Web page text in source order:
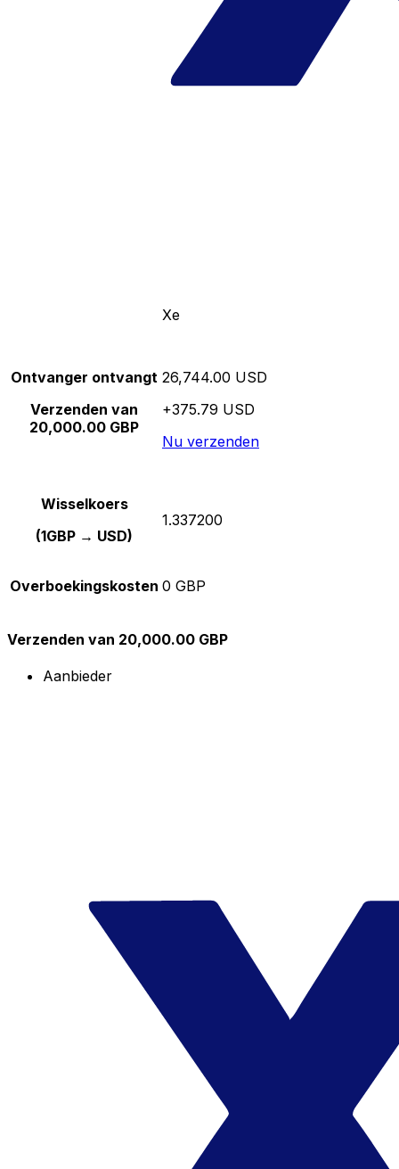
Xe
Ontvanger ontvangt
Verzenden van
20,000.00 GBP
26,744.00 USD
+375.79 USD
Nu verzenden
Wisselkoers
(1GBP → USD)
1.337200
Overboekingskosten 0 GBP
Verzenden van 20,000.00 GBP
Aanbieder